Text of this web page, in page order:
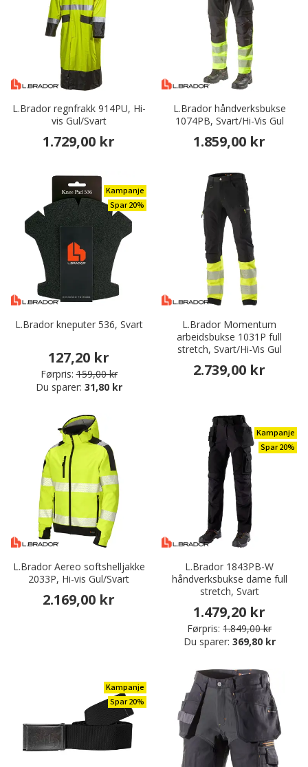
L.Brador regnfrakk 914PU, Hi-
vis Gul/Svart
1.729,00 kr
L.Brador håndverksbukse
1074PB, Svart/Hi-Vis Gul
1.859,00 kr
Kampanje
Spar 20%
L.Brador kneputer 536, Svart
127,20 kr
Førpris: 159,00 kr
Du sparer: 31,80 kr
L.Brador Momentum
arbeidsbukse 1031P full
stretch, Svart/Hi-Vis Gul
2.739,00 kr
L.Brador Aereo softshelljakke
2033P, Hi-vis Gul/Svart
2.169,00 kr
Kampanje
Spar 20%
L.Brador 1843PB-W
håndverksbukse dame full
stretch, Svart
1.479,20 kr
Førpris: 1.849,00 kr
Du sparer: 369,80 kr
Kampanje
Spar 20%